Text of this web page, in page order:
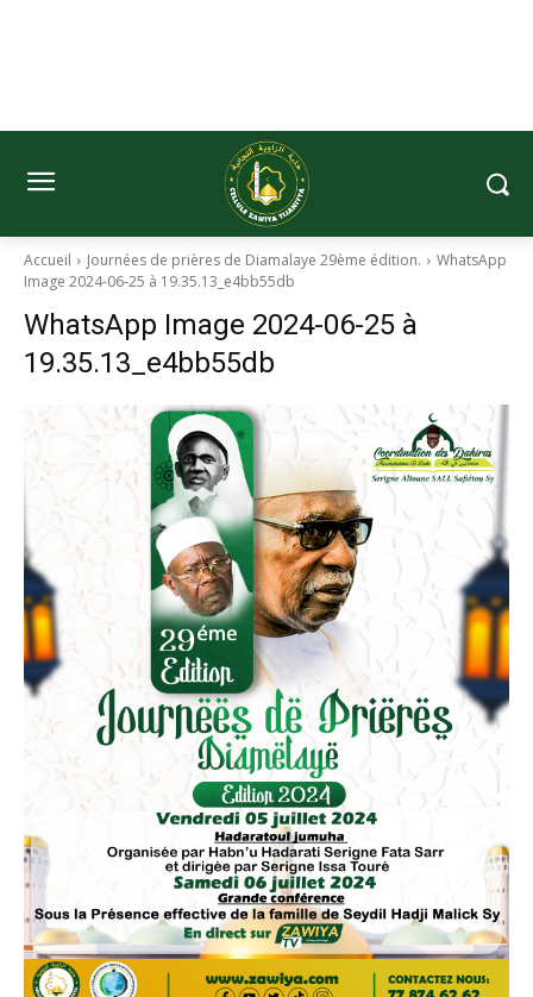
Accueil Journées de prières de Diamalaye 29ème édition.
WhatsApp
Image 2024-06-25 à 19.35.13_e4bb55db
WhatsApp Image 2024-06-25 à
19.35.13_e4bb55db